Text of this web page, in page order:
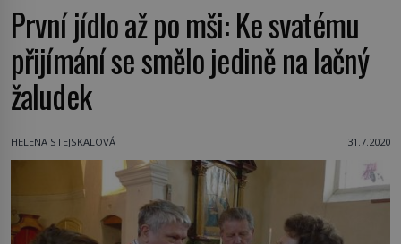
První jídlo až po mši: Ke svatému
přijímání se smělo jedině na lačný
žaludek
HELENA STEJSKALOVÁ 31.7.2020